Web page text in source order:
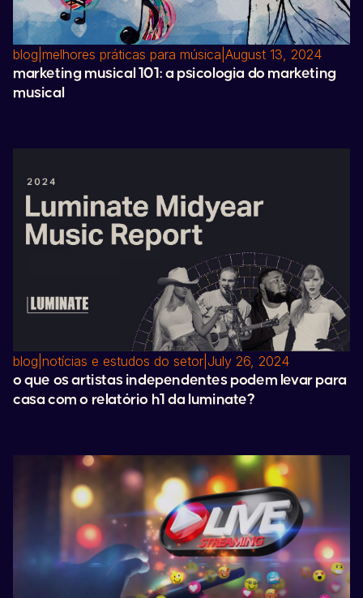
blog melhores práticas para música August 13, 2024
marketing musical 101: a psicologia do marketing
musical
blog notícias e estudos do setor July 26, 2024
o que os artistas independentes podem levar para
casa com o relatório h1 da luminate?